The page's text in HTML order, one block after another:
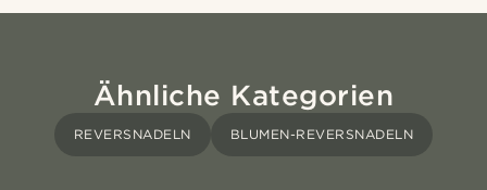
Ähnliche Kategorien
REVERSNADELN BLUMEN-REVERSNADELN